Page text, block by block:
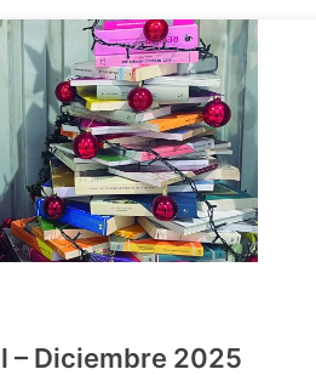
– Diciembre 2025